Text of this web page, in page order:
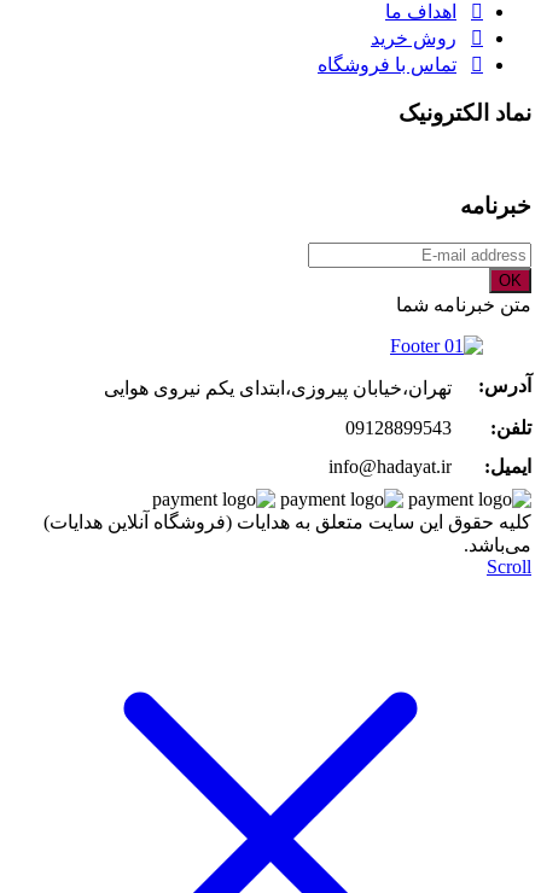
اهداف ما
روش خرید
تماس با فروشگاه
نماد الکترونیک
خبرنامه
OK
متن خبرنامه شما
آدرس:
تهران،خیابان پیروزی،ابتدای یکم نیروی هوایی
تلفن:
09128899543
ایمیل:
info@hadayat.ir
کليه حقوق اين سايت متعلق به هدایات (فروشگاه آنلاین هدایات)
می‌باشد.
Scroll